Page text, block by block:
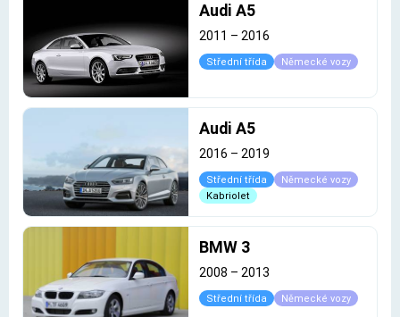
Audi A5
2011 – 2016
Střední třída Německé vozy
Audi A5
2016 – 2019
Střední třída
Německé vozy
Kabriolet
BMW 3
2008 – 2013
Střední třída Německé vozy